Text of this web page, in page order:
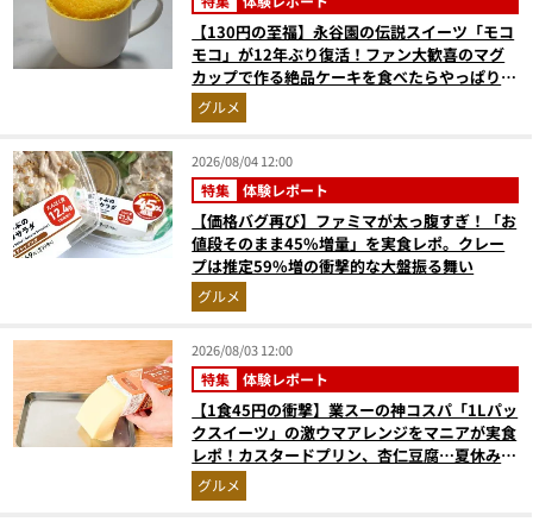
【130円の至福】永谷園の伝説スイーツ「モコ
モコ」が12年ぶり復活！ファン大歓喜のマグ
カップで作る絶品ケーキを食べたらやっぱり最
高にウマかった
グルメ
2026/08/04 12:00
特集 体験レポート
【価格バグ再び】ファミマが太っ腹すぎ！「お
値段そのまま45%増量」を実食レポ。クレー
プは推定59%増の衝撃的な大盤振る舞い
グルメ
2026/08/03 12:00
特集 体験レポート
【1食45円の衝撃】業スーの神コスパ「1Lパッ
クスイーツ」の激ウマアレンジをマニアが実食
レポ！カスタードプリン、杏仁豆腐…夏休みの
おやつに最強すぎた
グルメ